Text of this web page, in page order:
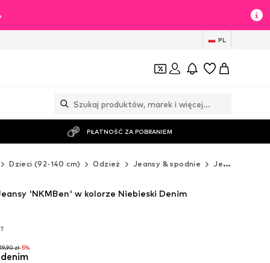
PL
PŁATNOŚĆ ZA POBRANIEM
Dzieci (92-140 cm) Odzież Jeansy & spodnie Jeansy
zł-5%
zł-5%
'NKMBen' w kolorze Niebieski Denim